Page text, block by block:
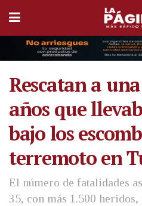
Rescatan a
años que
bajo los
terremoto en
El número de fatalidades
35, con más 1.500